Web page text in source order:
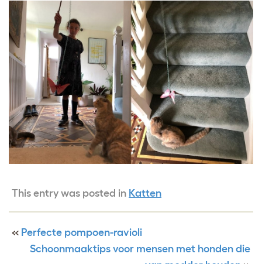
This entry was posted in Katten
« Perfecte pompoen-ravioli
Schoonmaaktips voor mensen met honden die